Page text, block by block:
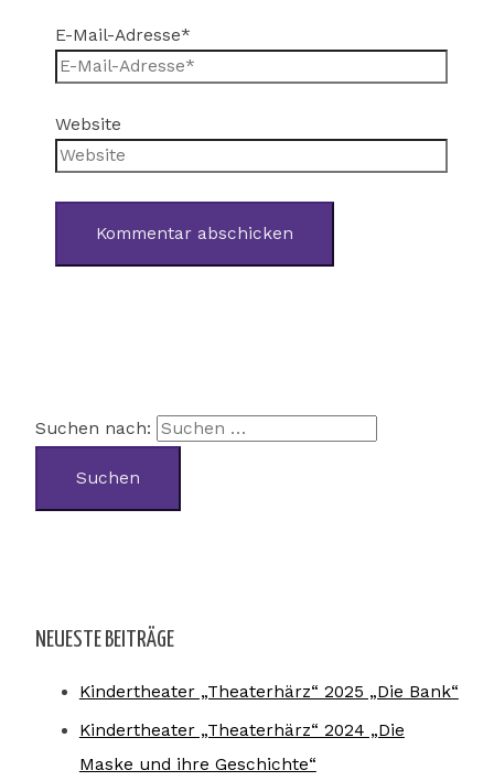
E-Mail-Adresse*
Website
Suchen nach:
NEUESTE BEITRÄGE
Kindertheater „Theaterhärz“ 2025 „Die Bank“
Kindertheater „Theaterhärz“ 2024 „Die
Maske und ihre Geschichte“